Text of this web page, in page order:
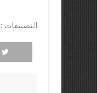
التصنيفات :